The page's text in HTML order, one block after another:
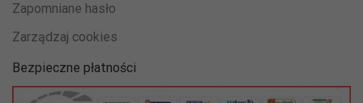
Zapomniane hasło
Zarządzaj cookies
Bezpieczne płatności
funkcjonalność